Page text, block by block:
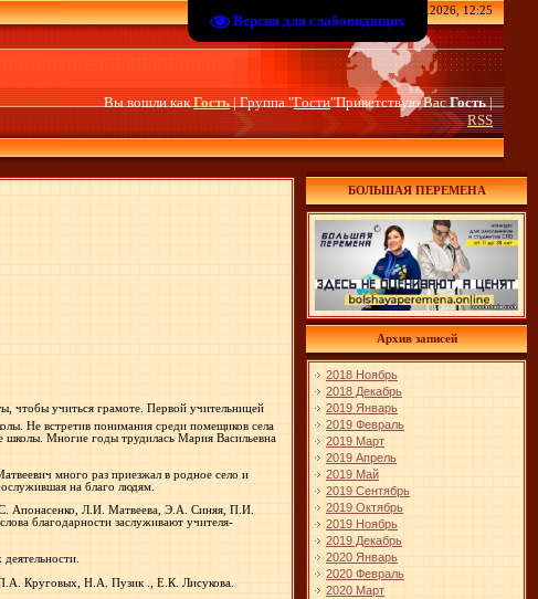
Версия для слабовидящих
Пятница, 07.08.2026, 12:25
Вы вошли какГость| Группа "Гости"Приветствую ВасГость|
RSS
чтобы учиться грамоте. Первой учительницей
Не встретив понимания среди помещиков села
школы. Многие годы трудилась Мария Васильевна
много раз приезжал в родное село и
на благо людям.
Апонасенко, Л.И. Матвеева, Э.А. Синяя, П.И.
благодарности заслуживают учителя-
Круговых, Н.А. Пузик ., Е.К. Лисукова.
БОЛЬШАЯ ПЕРЕМЕНА
Архив записей
2018 Ноябрь
2018 Декабрь
2019 Январь
2019 Февраль
2019 Март
2019 Апрель
2019 Май
2019 Сентябрь
2019 Октябрь
2019 Ноябрь
2019 Декабрь
2020 Январь
2020 Февраль
2020 Март